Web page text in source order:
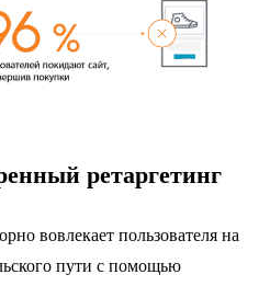
ретаргетинг
вовлекает пользователя на
пути с помощью